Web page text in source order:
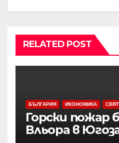
RELATED POST
БЪЛГАРИЯ ИКОНОМИКА СВЯТ
Горски пожар
Вльора в